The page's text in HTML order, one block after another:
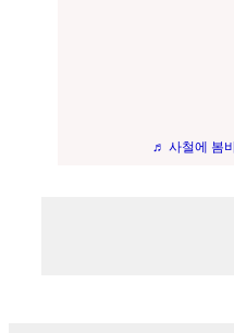
♬ 사철에 봄